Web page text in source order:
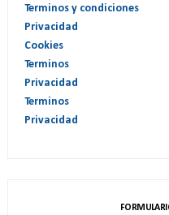
Terminos y condiciones
Privacidad
Cookies
Terminos
Privacidad
Terminos
Privacidad